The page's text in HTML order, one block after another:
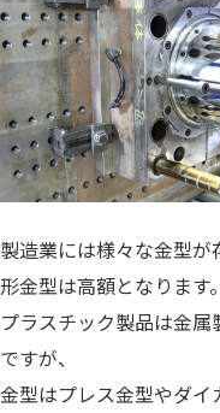
製造業には様々な金型
形金型は高額となります。
プラスチック製品は金
ですが、
金型はプレス金型やダ